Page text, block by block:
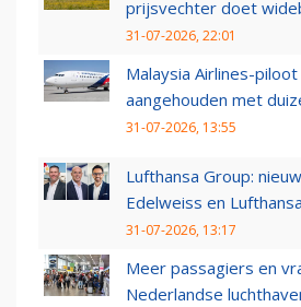
prijsvechter doet
31-07-2026, 22:01
Malaysia Airlines-
aangehouden met
31-07-2026, 13:55
Lufthansa Group:
Edelweiss en
31-07-2026, 13:17
Meer passagiers en
Nederlandse